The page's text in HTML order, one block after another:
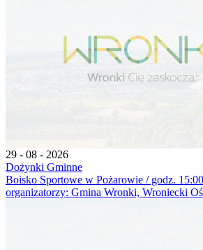
29 - 08 - 2026
Dożynki Gminne
Boisko Sportowe w Pożarowie / godz.
organizatorzy: Gmina Wronki, Wroniecki